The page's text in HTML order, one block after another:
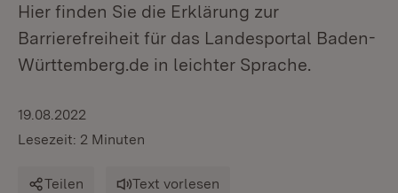
Hier finden Sie die Erklärung zur
Barrierefreiheit für das Landesportal Baden-
Württemberg.de in leichter Sprache.
19.08.2022
Lesezeit: 2 Minuten
Teilen Text vorlesen